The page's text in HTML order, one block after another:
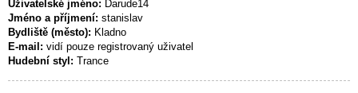
Uživatelské jméno: Darude14
Jméno a příjmení: stanislav
Bydliště (město): Kladno
E-mail: vidí pouze registrovaný uživatel
Hudební styl: Trance